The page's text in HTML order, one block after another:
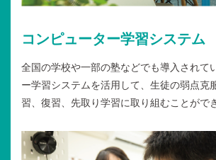
コンピューター学習システム
全国の学校や一部の塾などでも導入されて
ー学習システムを活用して、生徒の弱点克
習、復習、先取り学習に取り組むことがで